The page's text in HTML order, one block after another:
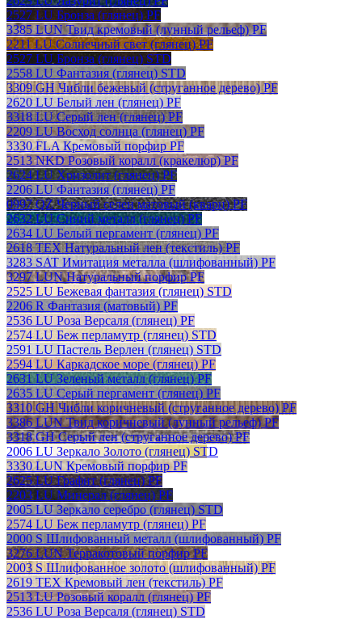
2527 LU Бронза (глянец) PF
3385 LUN Твид кремовый (лунный рельеф) PF
2211 LU Солнечный свет (глянец) PF
2527 LU Бронза (глянец) STD
2558 LU Фантазия (глянец) STD
3309 GH Чибли бежевый (струганное дерево) PF
2620 LU Белый лен (глянец) PF
3318 LU Серый лен (глянец) PF
2209 LU Восход солнца (глянец) PF
3330 FLA Кремовый порфир PF
2513 NKD Розовый коралл (кракелюр) PF
2624 LU Хризолит (глянец) PF
2206 LU Фантазия (глянец) PF
0997 QZ Черный селен матовый (кварц) PF
2632 LU Синий металл (глянец) PF
2634 LU Белый пергамент (глянец) PF
2618 TEX Натуральный лен (текстиль) PF
3283 SAT Имитация металла (шлифованный) PF
3297 LUN Натуральный порфир PF
2525 LU Бежевая фантазия (глянец) STD
2206 R Фантазия (матовый) PF
2536 LU Роза Версаля (глянец) PF
2574 LU Беж перламутр (глянец) STD
2591 LU Пастель Верлен (глянец) STD
2594 LU Каркадское море (глянец) PF
2631 LU Зеленый металл (глянец) PF
2635 LU Серый пергамент (глянец) PF
3310 GH Чибли коричневый (струганное дерево) PF
3386 LUN Твид коричневый (лунный рельеф) PF
3318 GH Серый лен (струганное дерево) PF
2006 LU Зеркало Золото (глянец) STD
3330 LUN Кремовый порфир PF
2625 LU Графит (глянец) PF
2203 LU Минерал (глянец) PF
2005 LU Зеркало серебро (глянец) STD
2574 LU Беж перламутр (глянец) PF
2000 S Шлифованный металл (шлифованный) PF
3276 LUN Терракотовый порфир PF
2003 S Шлифованное золото (шлифованный) PF
2619 TEX Кремовый лен (текстиль) PF
2513 LU Розовый коралл (глянец) PF
2536 LU Роза Версаля (глянец) STD